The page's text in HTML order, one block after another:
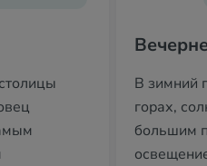
В зимний
горах,
большим